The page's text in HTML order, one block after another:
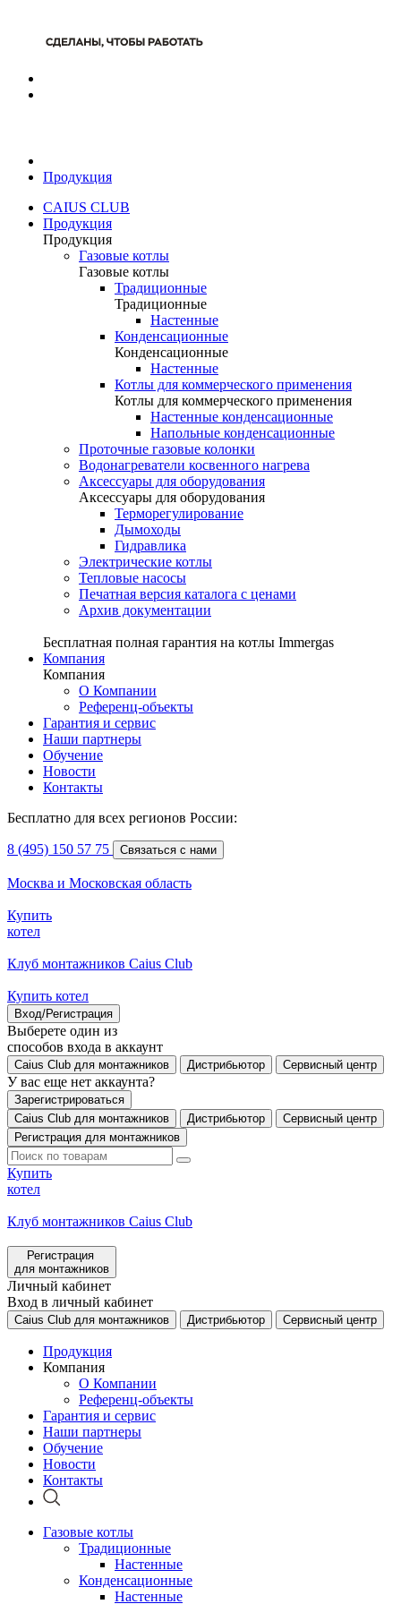
Продукция
CAIUS CLUB
Продукция
Продукция
Газовые котлы
Газовые котлы
Традиционные
Традиционные
Настенные
Конденсационные
Конденсационные
Настенные
Котлы для коммерческого применения
Котлы для коммерческого применения
Настенные конденсационные
Напольные конденсационные
Проточные газовые колонки
Водонагреватели косвенного нагрева
Аксессуары для оборудования
Аксессуары для оборудования
Терморегулирование
Дымоходы
Гидравлика
Электрические котлы
Тепловые насосы
Печатная версия каталога с ценами
Архив документации
Бесплатная полная гарантия на котлы Immergas
Компания
Компания
О Компании
Референц-объекты
Гарантия и сервис
Наши партнеры
Обучение
Новости
Контакты
Бесплатно для всех регионов России:
8 (495) 150 57 75 Связаться с нами
Москва и Московская область
Купить
котел
Клуб монтажников Caius Club
Купить котел
Вход/Регистрация
Выберете один из
способов входа в аккаунт
Caius Club для монтажников Дистрибьютор Сервисный центр
У вас еще нет аккаунта?
Зарегистрироваться
Caius Club для монтажников
Дистрибьютор
Сервисный центр
Регистрация для монтажников
Купить
котел
Клуб монтажников Caius Club
Регистрация
для монтажников
Личный кабинет
Вход в личный кабинет
Caius Club для монтажников Дистрибьютор Сервисный центр
Продукция
Компания
О Компании
Референц-объекты
Гарантия и сервис
Наши партнеры
Обучение
Новости
Контакты
Газовые котлы
Традиционные
Настенные
Конденсационные
Настенные